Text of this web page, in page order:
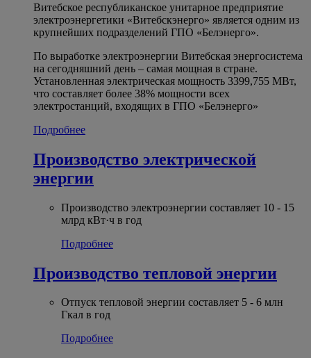
Витебское республиканское унитарное предприятие
электроэнергетики «Витебскэнерго» является одним из
крупнейших подразделений ГПО «Белэнерго».
По выработке электроэнергии Витебская энергосистема
на сегодняшний день – самая мощная в стране.
Установленная электрическая мощность 3399,755 МВт,
что составляет более 38% мощности всех
электростанций, входящих в ГПО «Белэнерго»
Подробнее
Производство электрической
энергии
Производство электроэнергии составляет 10 - 15
млрд кВт·ч в год
Подробнее
Производство тепловой энергии
Отпуск тепловой энергии составляет 5 - 6 млн
Гкал в год
Подробнее